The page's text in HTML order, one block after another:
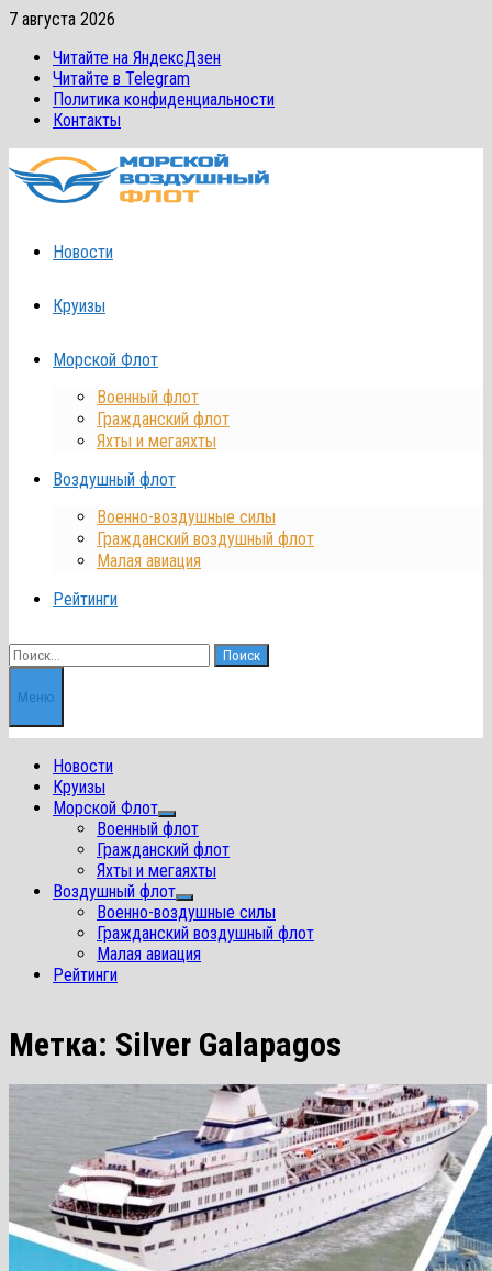
Перейти
содержимому
7 августа 2026
Читайте на ЯндексДзен
Читайте в Telegram
Политика конфиденциальности
Контакты
Новости
Круизы
Морской Флот
Военный флот
Гражданский флот
Яхты и мегаяхты
Воздушный флот
Военно-воздушные силы
Гражданский воздушный флот
Малая авиация
Рейтинги
Найти:
Меню
Новости
Круизы
Морской Флот
Показать
подменю
Военный флот
Гражданский флот
Яхты и мегаяхты
Воздушный флот
Показать
подменю
Военно-воздушные силы
Гражданский воздушный флот
Малая авиация
Рейтинги
Метка: Silver Galapagos